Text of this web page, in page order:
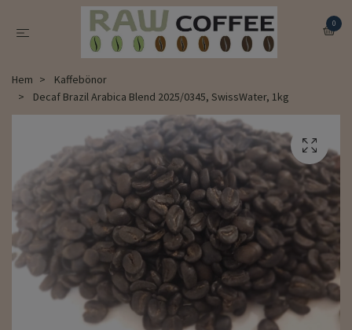
0
Hem
Kaffebönor
Decaf Brazil Arabica Blend 2025/0345, SwissWater, 1kg